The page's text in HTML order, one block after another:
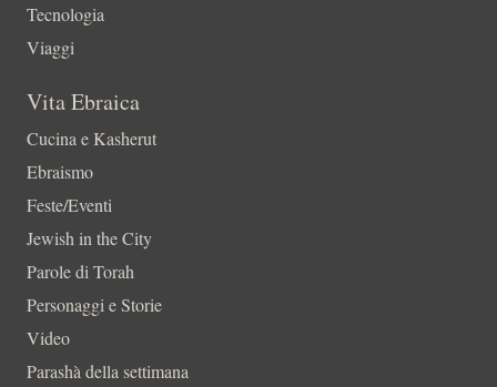
Tecnologia
Viaggi
Vita Ebraica
Cucina e Kasherut
Ebraismo
Feste/Eventi
Jewish in the City
Parole di Torah
Personaggi e Storie
Video
Parashà della settimana